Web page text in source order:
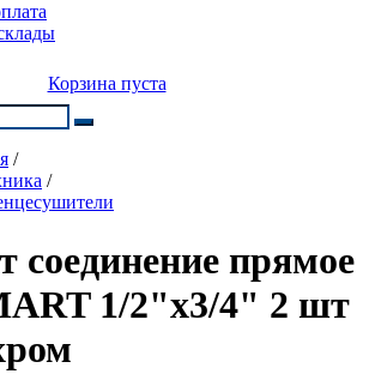
Корзина пуста
/
/
соединение прямое
1/2"х3/4" 2 шт